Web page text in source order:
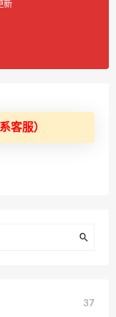
新
客服）
37